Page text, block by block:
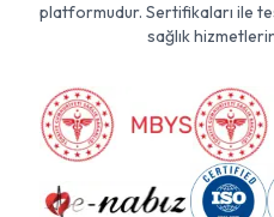
platformudur. Sertifikaları ile
sağlık